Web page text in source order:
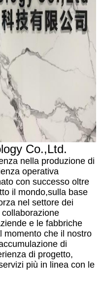
Co.,Ltd.
nella produzione di
operativa
con successo oltre
il mondo,sulla base
nel settore dei
e le fabbriche
momento che il nostro
di
di progetto,
più in linea con le